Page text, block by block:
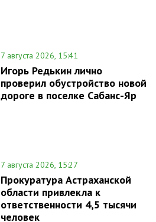
7 августа 2026, 15:41
Игорь Редькин лично
проверил обустройство новой
дороге в поселке Сабанс-Яр
7 августа 2026, 15:27
Прокуратура Астраханской
области привлекла к
ответственности 4,5 тысячи
человек